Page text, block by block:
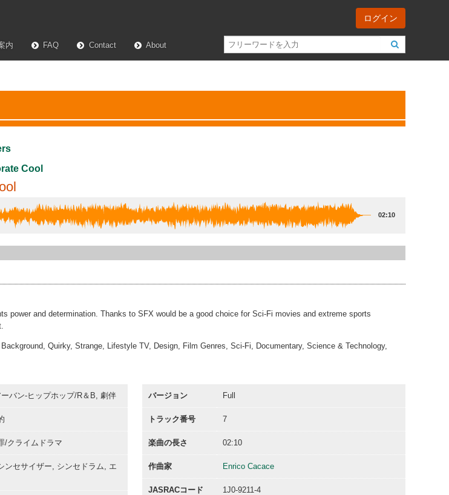
内 FAQ Contact About
ログイン
Cool
02:10
power and determination. Thanks to SFX would be a good choice for Sci-Fi movies and extreme sports
Quirky, Strange, Lifestyle TV, Design, Film Genres, Sci-Fi, Documentary, Science & Technology,
バン-ヒップホップ/R＆B, 劇伴
/クライムドラマ
ンセサイザー, シンセドラム, エ
バージョン Full
トラック番号 7
楽曲の長さ 02:10
作曲家 Enrico Cacace
JASRACコード 1J0-9211-4